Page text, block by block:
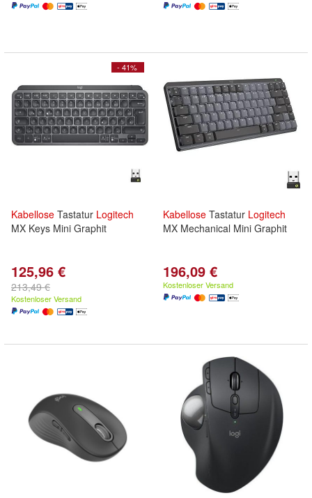
- 41%
Kabellose Tastatur Logitech
MX Keys Mini Graphit
125,96 €
213,49 €
Kostenloser Versand
Kabellose Tastatur Logitech
MX Mechanical Mini Graphit
196,09 €
Kostenloser Versand